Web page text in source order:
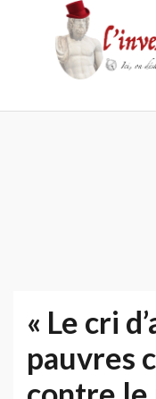
« Le cri
pauvres